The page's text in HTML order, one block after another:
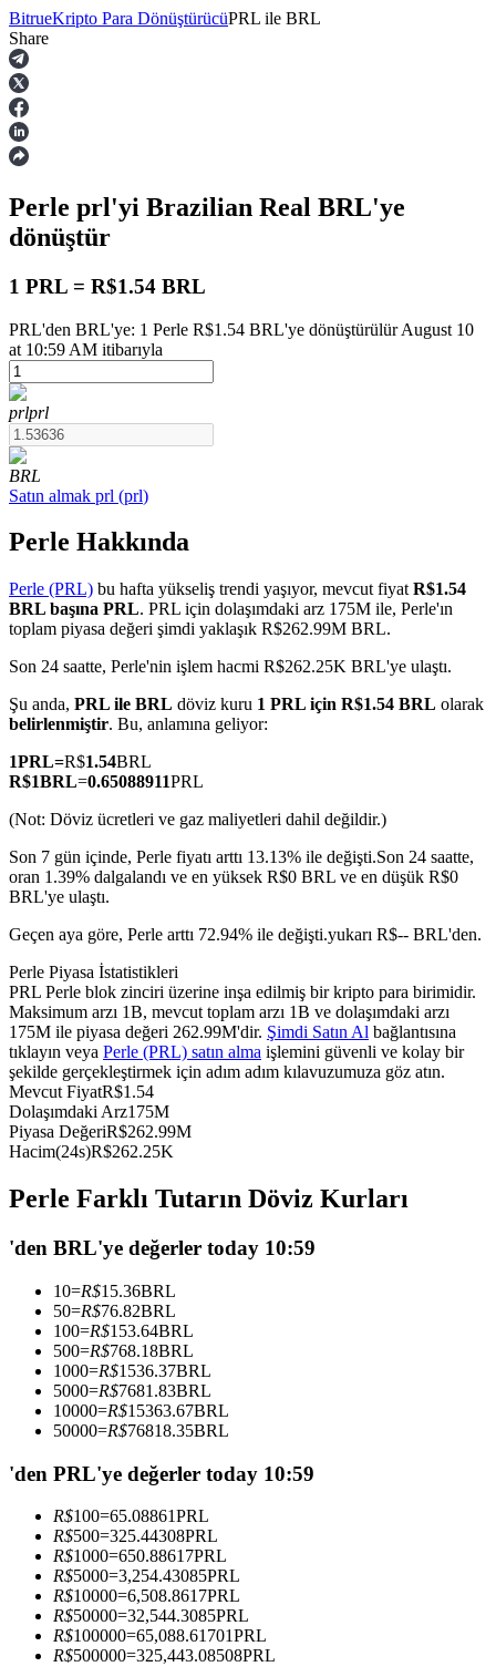
Vadeli İşlemler
USDT Vadeli İşlemleri
COIN-M Vadeli İşlemleri
Kripto Para Vadeli İşlemleri
TradFi
Hisse senetleri, döviz, değerli metaller ve emtia türevleri
USDC Vadeli İşlemleri
USDC'yi teminat olarak kullanan vadeli işlemler
Kopya Ticaret
En iyi traderlarla güçlerinizi birleştirin
Kopya Tüccarı Olun
Kâr paylaşımı ve kopya ticaret komisyonlarının tadını çıkarın
BitrueKripto Para DönüştürücüPRL ile BRL
Share
Perle prl'yi Brazilian Real BRL'ye
dönüştür
1 PRL = R$1.54 BRL
PRL'den BRL'ye: 1 Perle R$1.54 BRL'ye dönüştürülür August 10
at 10:59 AM itibarıyla
prlprl
BRL
Satın almak prl (prl)
Perle Hakkında
Perle (PRL) bu hafta yükseliş trendi yaşıyor, mevcut fiyat R$1.54
BRL başına PRL. PRL için dolaşımdaki arz 175M ile, Perle'ın
toplam piyasa değeri şimdi yaklaşık R$262.99M BRL.
Son 24 saatte, Perle'nin işlem hacmi R$262.25K BRL'ye ulaştı.
Şu anda, PRL ile BRL döviz kuru 1 PRL için R$1.54 BRL olarak
belirlenmiştir. Bu, anlamına geliyor:
1PRL=R$1.54BRL
R$1BRL=0.65088911PRL
(Not: Döviz ücretleri ve gaz maliyetleri dahil değildir.)
Son 7 gün içinde, Perle fiyatı arttı 13.13% ile değişti.Son 24 saatte,
oran 1.39% dalgalandı ve en yüksek R$0 BRL ve en düşük R$0
BRL'ye ulaştı.
Geçen aya göre, Perle arttı 72.94% ile değişti.yukarı R$-- BRL'den.
Perle Piyasa İstatistikleri
PRL Perle blok zinciri üzerine inşa edilmiş bir kripto para birimidir.
Maksimum arzı 1B, mevcut toplam arzı 1B ve dolaşımdaki arzı
175M ile piyasa değeri 262.99M'dir. Şimdi Satın Al bağlantısına
tıklayın veya Perle (PRL) satın alma işlemini güvenli ve kolay bir
şekilde gerçekleştirmek için adım adım kılavuzumuza göz atın.
Mevcut FiyatR$1.54
Dolaşımdaki Arz175M
Piyasa DeğeriR$262.99M
Hacim(24s)R$262.25K
Perle Farklı Tutarın Döviz Kurları
'den BRL'ye değerler today 10:59
10=R$15.36BRL
50=R$76.82BRL
100=R$153.64BRL
500=R$768.18BRL
1000=R$1536.37BRL
5000=R$7681.83BRL
10000=R$15363.67BRL
50000=R$76818.35BRL
'den PRL'ye değerler today 10:59
R$100=65.08861PRL
R$500=325.44308PRL
R$1000=650.88617PRL
R$5000=3,254.43085PRL
R$10000=6,508.8617PRL
R$50000=32,544.3085PRL
R$100000=65,088.61701PRL
R$500000=325,443.08508PRL